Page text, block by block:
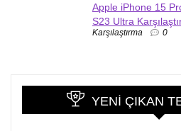
Apple iPhone 15
S23 Ultra
Karşılaştırma 0
YENI ÇIKAN